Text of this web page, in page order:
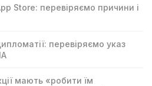
Store: перевіряємо причини і
перевіряємо указ
мають «робити їм